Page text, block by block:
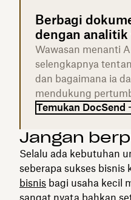
Berbagi
dengan
Wawasan menanti
selengkapnya
dan bagaimana ia
mendukung
Temukan DocSend
Jangan
Selalu ada kebutuhan
seberapa sukses bisnis
bisnis bagi usaha kecil
sangat nyata bahkan